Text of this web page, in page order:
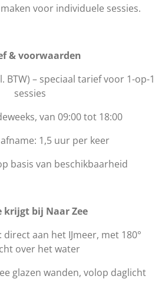
voor individuele sessies.
& voorwaarden
BTW) – speciaal tarief voor 1-op-1
sessies
van 09:00 tot 18:00
1,5 uur per keer
basis van beschikbaarheid
krijgt bij Naar Zee
aan het IJmeer, met 180°
over het water
glazen wanden, volop daglicht